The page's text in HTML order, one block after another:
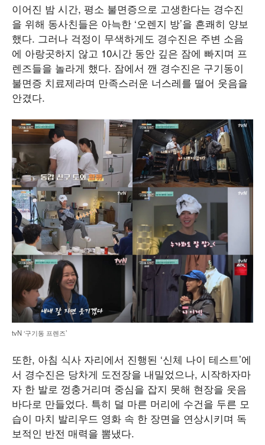
이어진 밤 시간, 평소 불면증으로 고생한다는 경수진
을 위해 동사친들은 아늑한 ‘오렌지 방’을 흔쾌히 양보
했다. 그러나 걱정이 무색하게도 경수진은 주변 소음
에 아랑곳하지 않고 10시간 동안 깊은 잠에 빠지며 프
렌즈들을 놀라게 했다. 잠에서 깬 경수진은 구기동이
불면증 치료제라며 만족스러운 너스레를 떨어 웃음을
안겼다.
tvN ‘구기동 프렌즈’
또한, 아침 식사 자리에서 진행된 ‘신체 나이 테스트’에
서 경수진은 당차게 도전장을 내밀었으나, 시작하자마
자 한 발로 껑충거리며 중심을 잡지 못해 현장을 웃음
바다로 만들었다. 특히 덜 마른 머리에 수건을 두른 모
습이 마치 발리우드 영화 속 한 장면을 연상시키며 독
보적인 반전 매력을 뽐냈다.